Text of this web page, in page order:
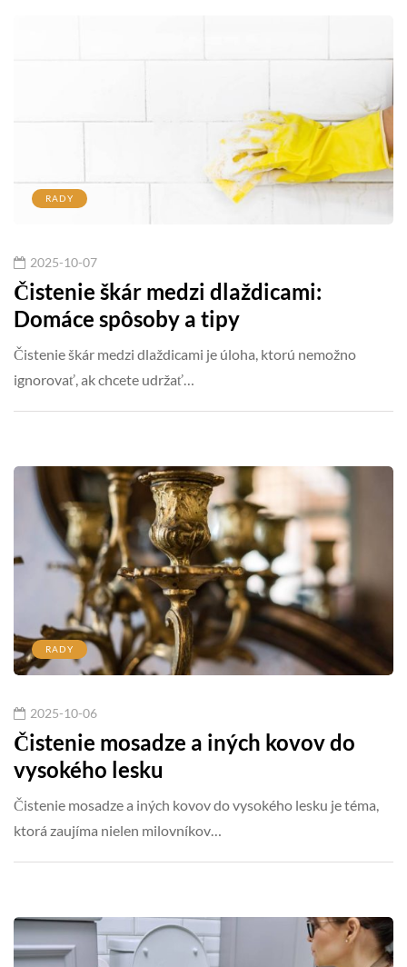
RADY
2025-10-07
Čistenie škár medzi dlaždicami:
Domáce spôsoby a tipy
Čistenie škár medzi dlaždicami je úloha, ktorú nemožno
ignorovať, ak chcete udržať…
RADY
2025-10-06
Čistenie mosadze a iných kovov do
vysokého lesku
Čistenie mosadze a iných kovov do vysokého lesku je téma,
ktorá zaujíma nielen milovníkov…